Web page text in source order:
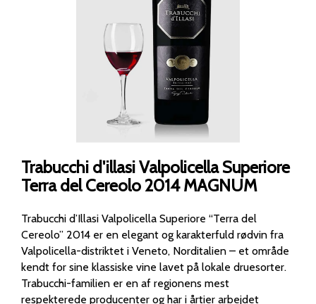
Trabucchi d'illasi Valpolicella Superiore
Terra del Cereolo 2014 MAGNUM
Trabucchi d’Illasi Valpolicella Superiore “Terra del
Cereolo” 2014 er en elegant og karakterfuld rødvin fra
Valpolicella-distriktet i Veneto, Norditalien – et område
kendt for sine klassiske vine lavet på lokale druesorter.
Trabucchi-familien er en af regionens mest
respekterede producenter og har i årtier arbejdet